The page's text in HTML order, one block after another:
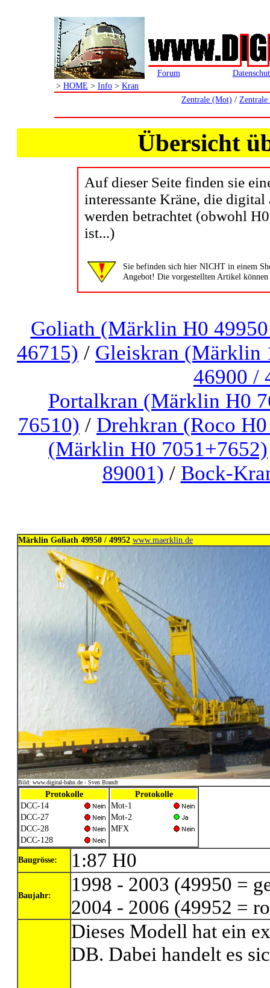
Forum
> HOME > Info > Kran
Zentrale (Mot) /
Übersicht
Auf dieser Seite finden sie
interessante Kräne, die
werden betrachtet (obwohl
ist...)
Sie befinden sich hier NICHT in einem
Angebot! Die vorgestellten Artikel
Goliath (Märklin H0
46715) / Gleiskran (Märklin
46900 /
Portalkran (Märklin H0
76510) / Drehkran (Roco
(Märklin H0 7051+7652)
89001) / Bock-
Märklin Goliath 49950 / 49952 www.maerklin.de
Bild: www.digital-bahn.de - Sven Brandt
Protokolle
DCC-14
DCC-27
DCC-28
DCC-128
Protokolle
Mot-1
Mot-2
MFX
Baugrösse: 1:87 H0
Baujahr:
1998 - 2003 (49950 =
2004 - 2006 (49952 =
Dieses Modell hat ein
DB. Dabei handelt es